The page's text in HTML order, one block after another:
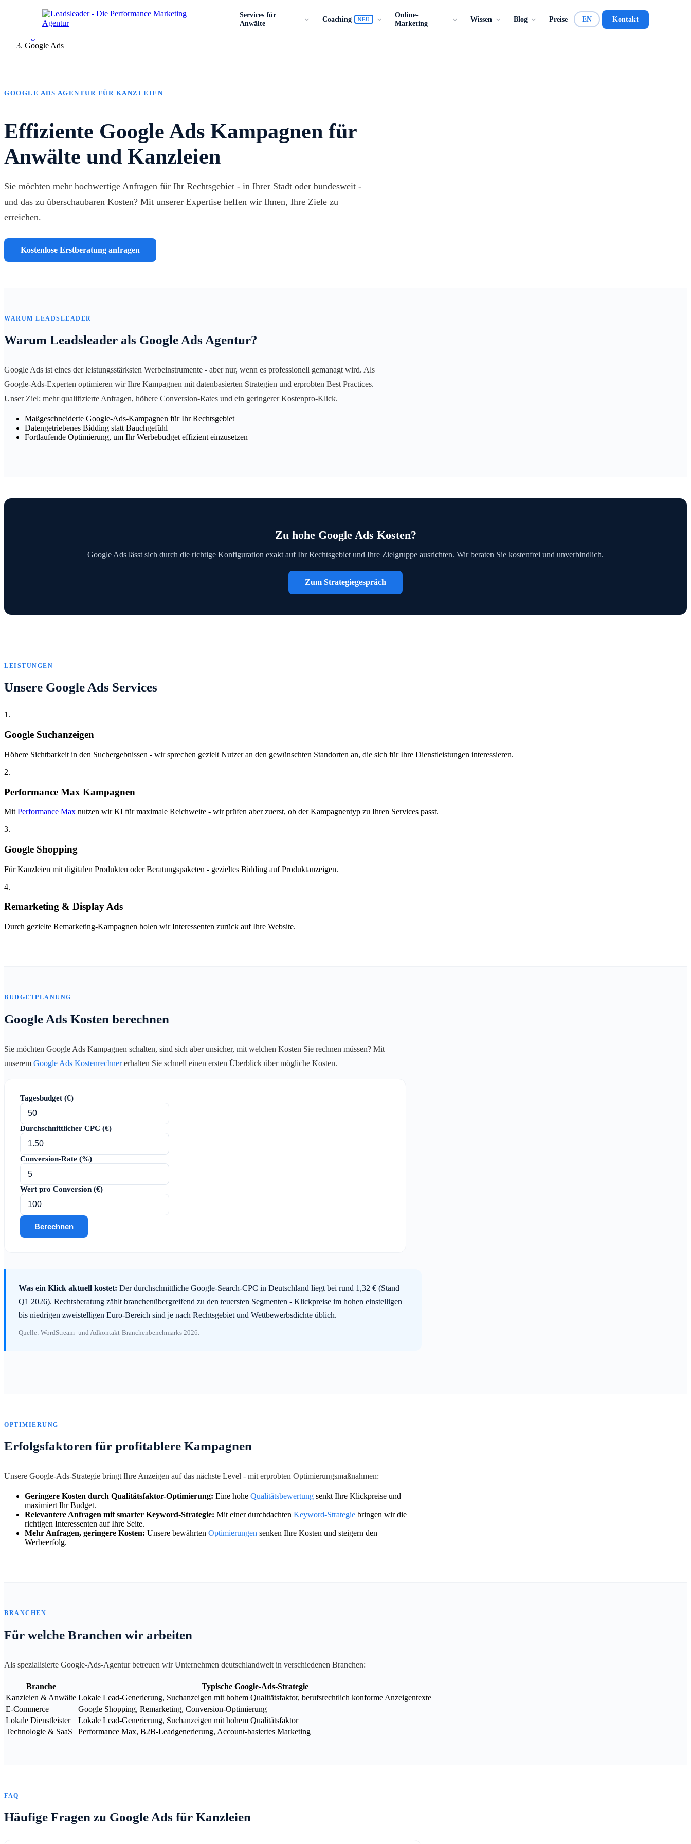
Services für
Anwälte
Coaching NEU
Online-
Marketing
Wissen Blog Preise EN Kontakt
Google Ads
GOOGLE ADS AGENTUR FÜR KANZLEIEN
Effiziente Google Ads Kampagnen für
Anwälte und Kanzleien
Sie möchten mehr hochwertige Anfragen für Ihr Rechtsgebiet - in Ihrer Stadt oder bundesweit -
und das zu überschaubaren Kosten? Mit unserer Expertise helfen wir Ihnen, Ihre Ziele zu
erreichen.
Kostenlose Erstberatung anfragen
WARUM LEADSLEADER
Warum Leadsleader als Google Ads Agentur?
Google Ads ist eines der leistungsstärksten Werbeinstrumente - aber nur, wenn es professionell gemanagt wird. Als
Google-Ads-Experten optimieren wir Ihre Kampagnen mit datenbasierten Strategien und erprobten Best Practices.
Unser Ziel: mehr qualifizierte Anfragen, höhere Conversion-Rates und ein geringerer Kostenpro-Klick.
Maßgeschneiderte Google-Ads-Kampagnen für Ihr Rechtsgebiet
Datengetriebenes Bidding statt Bauchgefühl
Fortlaufende Optimierung, um Ihr Werbebudget effizient einzusetzen
Zu hohe Google Ads Kosten?
Google Ads lässt sich durch die richtige Konfiguration exakt auf Ihr Rechtsgebiet und Ihre Zielgruppe ausrichten. Wir beraten Sie kostenfrei und unverbindlich.
Zum Strategiegespräch
LEISTUNGEN
Unsere Google Ads Services
1.
Google Suchanzeigen
Höhere Sichtbarkeit in den Suchergebnissen - wir sprechen gezielt Nutzer an den gewünschten Standorten an, die sich für Ihre Dienstleistungen interessieren.
2.
Performance Max Kampagnen
Mit Performance Max nutzen wir KI für maximale Reichweite - wir prüfen aber zuerst, ob der Kampagnentyp zu Ihren Services passt.
3.
Google Shopping
Für Kanzleien mit digitalen Produkten oder Beratungspaketen - gezieltes Bidding auf Produktanzeigen.
4.
Remarketing & Display Ads
Durch gezielte Remarketing-Kampagnen holen wir Interessenten zurück auf Ihre Website.
BUDGETPLANUNG
Google Ads Kosten berechnen
Sie möchten Google Ads Kampagnen schalten, sind sich aber unsicher, mit welchen Kosten Sie rechnen müssen? Mit
unserem Google Ads Kostenrechnererhalten Sie schnell einen ersten Überblick über mögliche Kosten.
Tagesbudget (€)
Durchschnittlicher CPC (€)
Conversion-Rate (%)
Wert pro Conversion (€)
Berechnen
Was ein Klick aktuell kostet: Der durchschnittliche Google-Search-CPC in Deutschland liegt bei rund 1,32 € (Stand
Q1 2026). Rechtsberatung zählt branchenübergreifend zu den teuersten Segmenten - Klickpreise im hohen einstelligen
bis niedrigen zweistelligen Euro-Bereich sind je nach Rechtsgebiet und Wettbewerbsdichte üblich.
Quelle: WordStream- und Adkontakt-Branchenbenchmarks 2026.
OPTIMIERUNG
Erfolgsfaktoren für profitablere Kampagnen
Unsere Google-Ads-Strategie bringt Ihre Anzeigen auf das nächste Level - mit erprobten Optimierungsmaßnahmen:
Geringere Kosten durch Qualitätsfaktor-Optimierung: Eine hohe Qualitätsbewertung senkt Ihre Klickpreise und
maximiert Ihr Budget.
Relevantere Anfragen mit smarter Keyword-Strategie: Mit einer durchdachten Keyword-Strategie bringen wir die
richtigen Interessenten auf Ihre Seite.
Mehr Anfragen, geringere Kosten: Unsere bewährten Optimierungen senken Ihre Kosten und steigern den
Werbeerfolg.
BRANCHEN
Für welche Branchen wir arbeiten
Als spezialisierte Google-Ads-Agentur betreuen wir Unternehmen deutschlandweit in verschiedenen Branchen:
Branche
Typische Google-Ads-Strategie
Kanzleien & Anwälte Lokale Lead-Generierung, Suchanzeigen mit hohem Qualitätsfaktor, berufsrechtlich konforme Anzeigentexte
E-Commerce
Google Shopping, Remarketing, Conversion-Optimierung
Lokale Dienstleister
Lokale Lead-Generierung, Suchanzeigen mit hohem Qualitätsfaktor
Technologie & SaaS
Performance Max, B2B-Leadgenerierung, Account-basiertes Marketing
FAQ
Häufige Fragen zu Google Ads für Kanzleien